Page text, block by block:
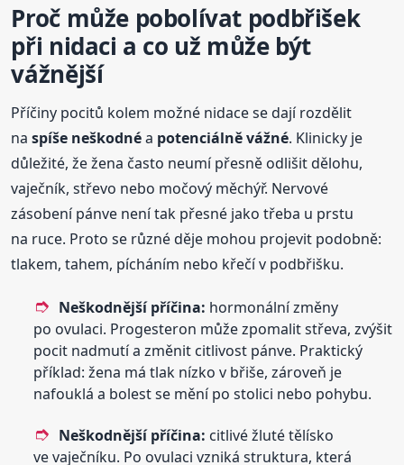
Proč může pobolívat podbřišek
při nidaci a co už může být
vážnější
Příčiny pocitů kolem možné nidace se dají rozdělit
naspíše neškodnéa potenciálně vážné. Klinicky je
důležité, že žena často neumí přesně odlišit dělohu,
vaječník, střevo nebo močový měchýř. Nervové
zásobení pánve není tak přesné jako třeba u prstu
na ruce. Proto se různé děje mohou projevit podobně:
tlakem, tahem, pícháním nebo křečí v podbřišku.
Neškodnější příčina: hormonální změny
po ovulaci. Progesteron může zpomalit střeva, zvýšit
pocit nadmutí a změnit citlivost pánve. Praktický
příklad: žena má tlak nízko v břiše, zároveň je
nafouklá a bolest se mění po stolici nebo pohybu.
Neškodnější příčina: citlivé žluté tělísko
ve vaječníku. Po ovulaci vzniká struktura, která